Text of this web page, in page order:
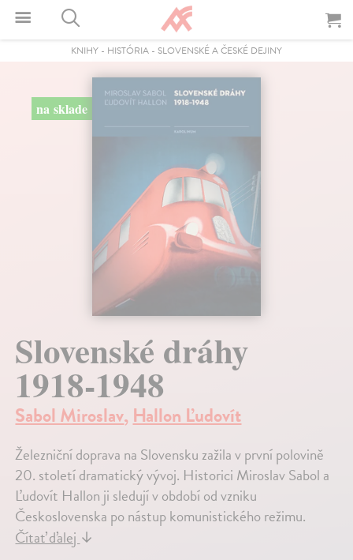
KNIHY - HISTÓRIA - SLOVENSKÉ A ČESKÉ DEJINY
na sklade
Slovenské dráhy
1918-1948
Sabol Miroslav, Hallon Ľudovít
Železniční doprava na Slovensku zažila v první polovině
20. století dramatický vývoj. Historici Miroslav Sabol a
Ľudovít Hallon ji sledují v období od vzniku
Československa po nástup komunistického režimu.
Čítať ďalej ↓